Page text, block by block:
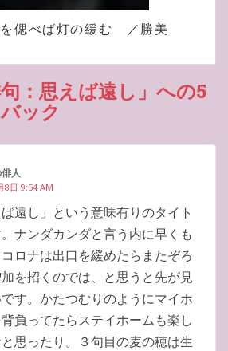
偲べば灯の緩む ／勝美
句：思えば遠し」への5
ック
人
8日 9:54 AM
ば遠し」という意味有りのタイト
ナンダカンダと言う内に早くも
ロナは出口を緩めたらまたぞろ
を招くのでは、と思うと先が見
す。かたつむりのようにマイホ
負ってたらステイホームも楽し
思ったり。３句目の麦の穂は生